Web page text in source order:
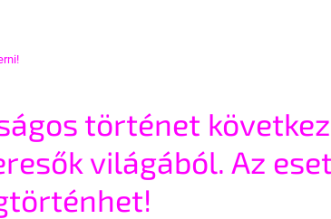
történet
világából. Az